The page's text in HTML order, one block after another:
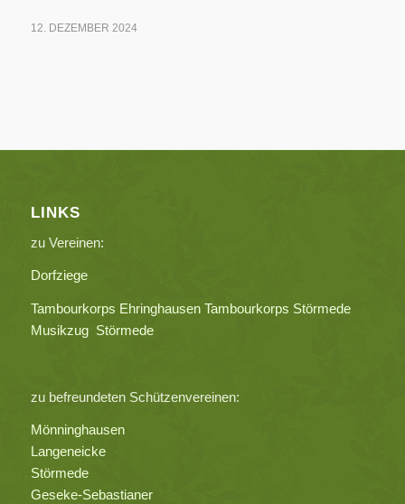
12. DEZEMBER 2024
LINKS
zu Vereinen:
Dorfziege
Tambourkorps Ehringhausen Tambourkorps Störmede
Musikzug Störmede
zu befreundeten Schützenvereinen:
Mönninghausen
Langeneicke
Störmede
Geseke-Sebastianer